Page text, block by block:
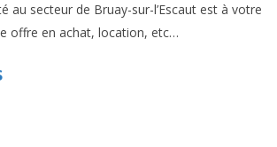
au secteur de Bruay-sur-l’Escaut est à votre
offre en achat, location, etc…